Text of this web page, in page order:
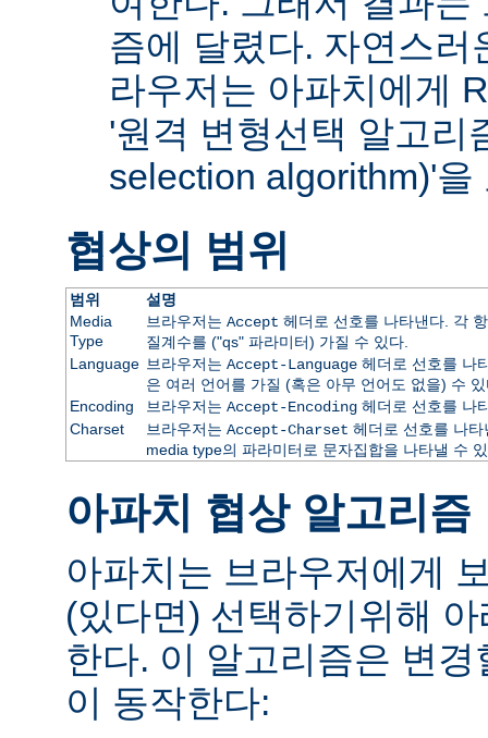
즘에 달렸다. 자연스러
라우저는 아파치에게
'원격 변형선택 알고리
selection algorithm)'을
협상의 범위
범위
설명
Media
Type
브라우저는 Accept 헤더로 선호를 나타낸다. 각
질계수를 ("qs" 파라미터) 가질 수 있다.
Language 브라우저는 Accept-Language헤더로 선호를 나
은 여러 언어를 가질 (혹은 아무 언어도 없을) 수
Encoding
브라우저는 Accept-Encoding헤더로 선호를 나
Charset
브라우저는 Accept-Charset 헤더로 선호를 나
media type의 파라미터로 문자집합을 나타낼 수
아파치 협상 알고리즘
아파치는 브라우저에게
(있다면) 선택하기위해
한다. 이 알고리즘은 변
이 동작한다: